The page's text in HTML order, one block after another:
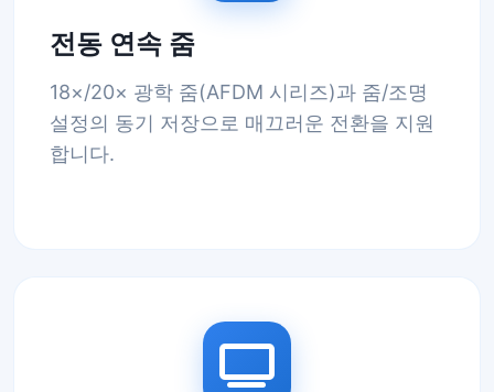
전동 연속 줌
18×/20× 광학 줌(AFDM 시리즈)과 줌/조명
설정의 동기 저장으로 매끄러운 전환을 지원
합니다.